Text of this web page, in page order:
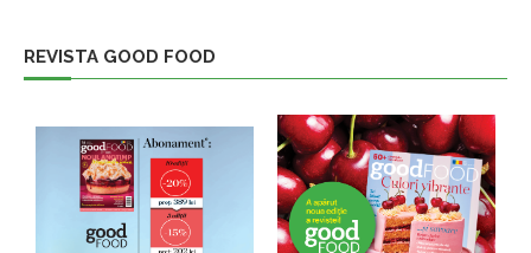
REVISTA GOOD FOOD